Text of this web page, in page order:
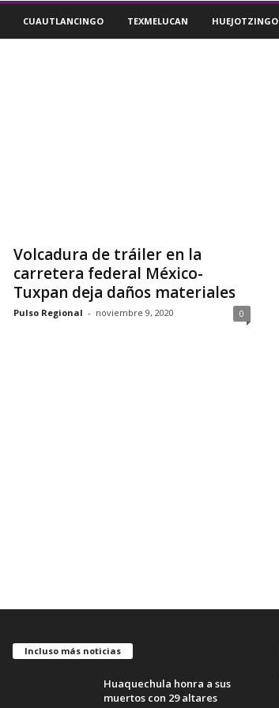
CUAUTLANCINGO TEXMELUCAN HUEJOTZINGO
Volcadura de tráiler en la
carretera federal México-
Tuxpan deja daños materiales
Pulso Regional - noviembre 9, 2020 0
Incluso más noticias
Huaquechula honra a sus
muertos con 29 altares